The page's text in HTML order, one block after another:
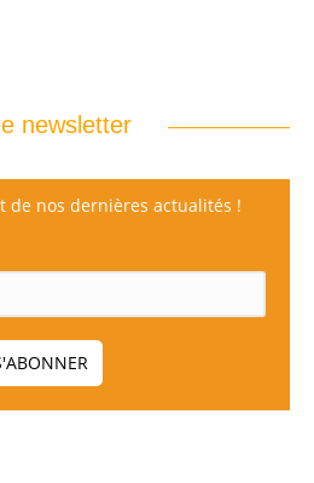
newsletter
de nos dernières actualités !